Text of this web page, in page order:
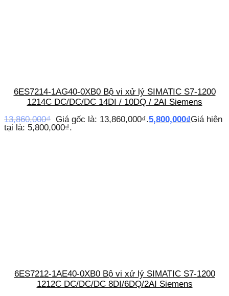
6ES7214-1AG40-0XB0 Bộ vi xử lý SIMATIC S7-1200
1214C DC/DC/DC 14DI / 10DQ / 2AI Siemens
13,860,000₫ Giá gốc là: 13,860,000₫.5,800,000₫Giá hiện
tại là: 5,800,000₫.
6ES7212-1AE40-0XB0 Bộ vi xử lý SIMATIC S7-1200
1212C DC/DC/DC 8DI/6DQ/2AI Siemens